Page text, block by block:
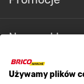
Używamy plików
Nasze sklepy
O nas